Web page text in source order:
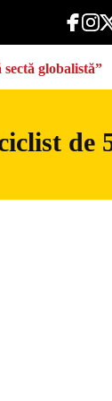
globalistă”
de